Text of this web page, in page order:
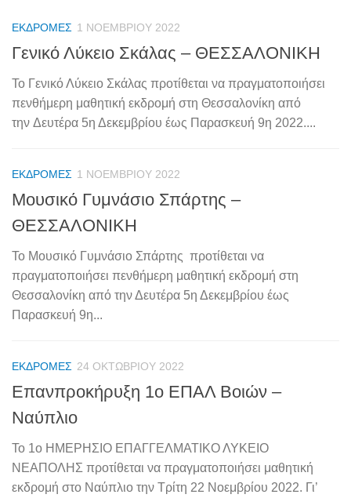
ΕΚΔΡΟΜΈΣ 1 ΝΟΕΜΒΡΊΟΥ 2022
Γενικό Λύκειο Σκάλας – ΘΕΣΣΑΛΟΝΙΚΗ
Το Γενικό Λύκειο Σκάλας προτίθεται να πραγματοποιήσει
πενθήμερη μαθητική εκδρομή στη Θεσσαλονίκη από
την Δευτέρα 5η Δεκεμβρίου έως Παρασκευή 9η 2022....
ΕΚΔΡΟΜΈΣ 1 ΝΟΕΜΒΡΊΟΥ 2022
Μουσικό Γυμνάσιο Σπάρτης –
ΘΕΣΣΑΛΟΝΙΚΗ
Το Μουσικό Γυμνάσιο Σπάρτης προτίθεται να
πραγματοποιήσει πενθήμερη μαθητική εκδρομή στη
Θεσσαλονίκη από την Δευτέρα 5η Δεκεμβρίου έως
Παρασκευή 9η...
ΕΚΔΡΟΜΈΣ 24 ΟΚΤΩΒΡΊΟΥ 2022
Επανπροκήρυξη 1ο ΕΠΑΛ Βοιών –
Ναύπλιο
Το 1o ΗΜΕΡΗΣΙΟ ΕΠΑΓΓΕΛΜΑΤΙΚΟ ΛΥΚΕΙΟ
ΝΕΑΠΟΛΗΣ προτίθεται να πραγματοποιήσει μαθητική
εκδρομή στο Ναύπλιο την Τρίτη 22 Νοεμβρίου 2022. Γι’